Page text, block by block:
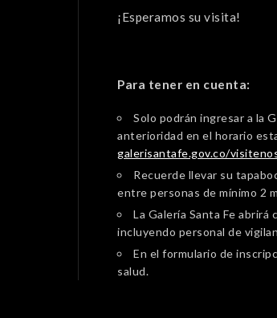
¡Esperamos su visita!
Para tener en cuenta:
Solo podrán ingresar a la
anterioridad en el horario
galerisantafe.gov.co/
Recuerde llevar su
entre personas de mínimo 2
La Galería Santa Fe
incluyendo personal de
En el formulario de
salud.